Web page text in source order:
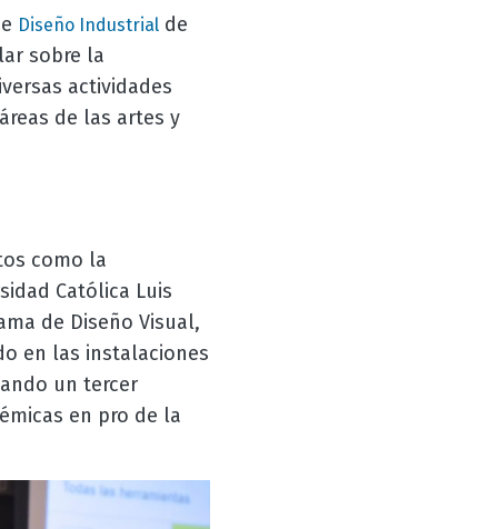
Diseño Industrialde
sobre la
actividades
de las artes y
como la
Católica Luis
de Diseño Visual,
en las instalaciones
un tercer
en pro de la